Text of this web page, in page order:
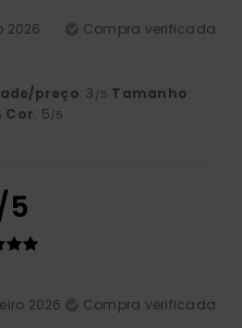
2026
Compra verificada
preço: 3 /5 Tamanho:
Cor: 5/5
5
2026
Compra verificada